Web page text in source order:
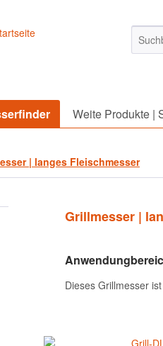
Weite Produkte |
| langes Fleischmesser
Grillmesser |
Dieses Grillmesser